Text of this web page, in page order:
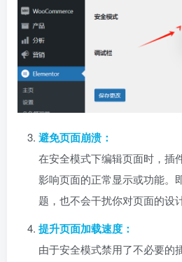
避免页面崩溃：
在安全模式下编辑页面时，插
影响页面的正常显示或功能。
题，也不会干扰你对页面的设
提升页面加载速度：
由于安全模式禁用了不必要的